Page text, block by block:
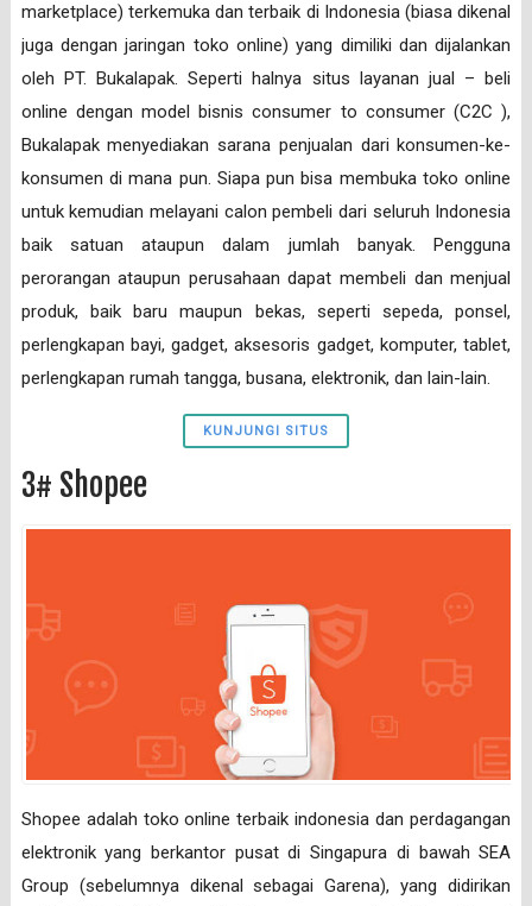
marketplace) terkemuka dan terbaik di Indonesia (biasa dikenal
juga dengan jaringan toko online) yang dimiliki dan dijalankan
oleh PT. Bukalapak. Seperti halnya situs layanan jual – beli
online dengan model bisnis consumer to consumer (C2C ),
Bukalapak menyediakan sarana penjualan dari konsumen-ke-
konsumen di mana pun. Siapa pun bisa membuka toko online
untuk kemudian melayani calon pembeli dari seluruh Indonesia
baik satuan ataupun dalam jumlah banyak. Pengguna
perorangan ataupun perusahaan dapat membeli dan menjual
produk, baik baru maupun bekas, seperti sepeda, ponsel,
perlengkapan bayi, gadget, aksesoris gadget, komputer, tablet,
perlengkapan rumah tangga, busana, elektronik, dan lain-lain.
KUNJUNGI SITUS
3# Shopee
Shopee adalah toko online terbaik indonesia dan perdagangan
elektronik yang berkantor pusat di Singapura di bawah SEA
Group (sebelumnya dikenal sebagai Garena), yang didirikan